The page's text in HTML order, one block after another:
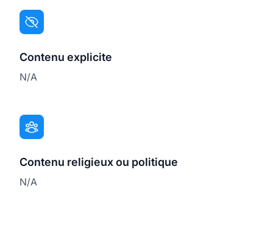
Contenu explicite
N/A
Contenu religieux ou politique
N/A